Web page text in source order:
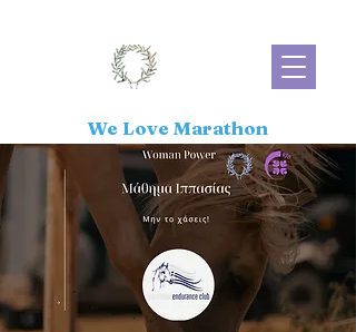
We Love Marathon